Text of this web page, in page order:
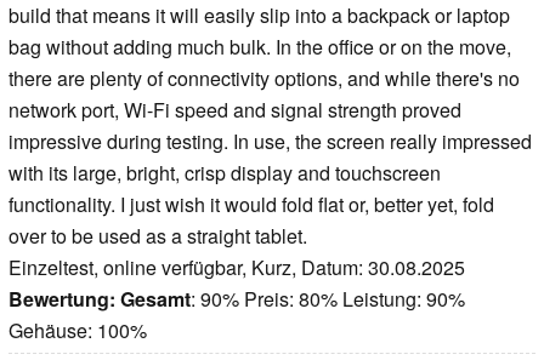
build that means it will easily slip into a backpack or laptop
bag without adding much bulk. In the office or on the move,
there are plenty of connectivity options, and while there's no
network port, Wi-Fi speed and signal strength proved
impressive during testing. In use, the screen really impressed
with its large, bright, crisp display and touchscreen
functionality. I just wish it would fold flat or, better yet, fold
over to be used as a straight tablet.
Einzeltest, online verfügbar, Kurz, Datum: 30.08.2025
Bewertung: Gesamt: 90% Preis: 80% Leistung: 90%
Gehäuse: 100%